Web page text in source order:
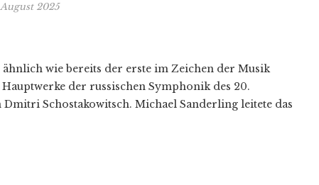
August 2025
wie bereits der erste im Zeichen der Musik
der russischen Symphonik des 20.
Schostakowitsch. Michael Sanderling leitete das